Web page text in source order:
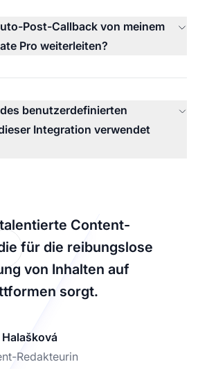
Post-Callback von meinem
Pro weiterleiten?
benutzerdefinierten
Integration verwendet
Content-
für die reibungslose
von Inhalten auf
sorgt.
Redakteurin